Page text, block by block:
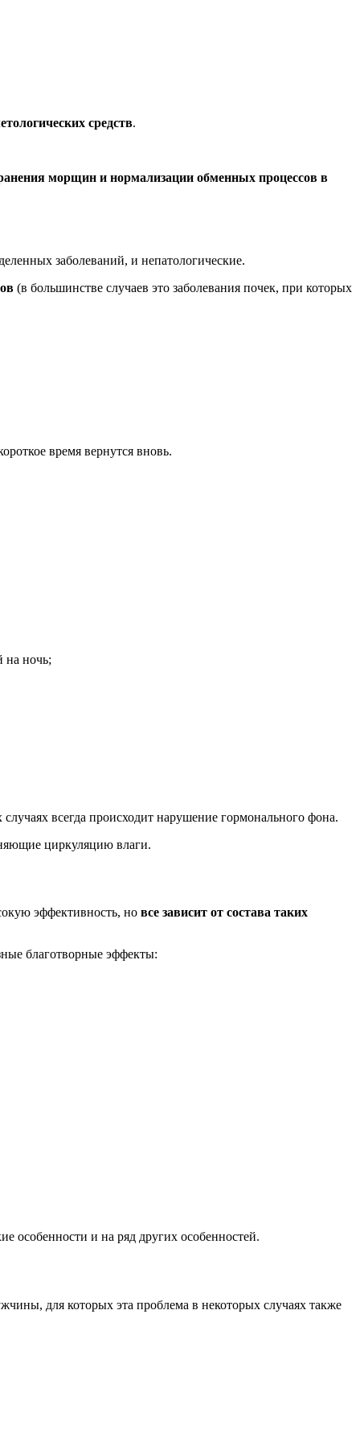
средств.
морщин и нормализации обменных процессов в
заболеваний, и непатологические.
(в большинстве случаев это заболевания почек, при которых
время вернутся вновь.
на ночь;
всегда происходит нарушение гормонального фона.
циркуляцию влаги.
эффективность, но все зависит от состава таких
благотворные эффекты:
особенности и на ряд других особенностей.
для которых эта проблема в некоторых случаях также